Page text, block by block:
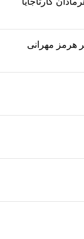
هرمز مهرانی